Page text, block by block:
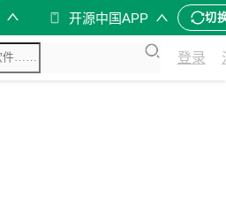
开源中国APP 切
登录